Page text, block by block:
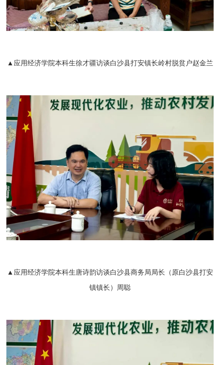
▲应用经济学院本科生徐才疆访谈白沙县打安镇长岭村脱贫户赵金兰
▲应用经济学院本科生唐诗韵访谈白沙县商务局局长（原白沙县打安
镇镇长）周聪